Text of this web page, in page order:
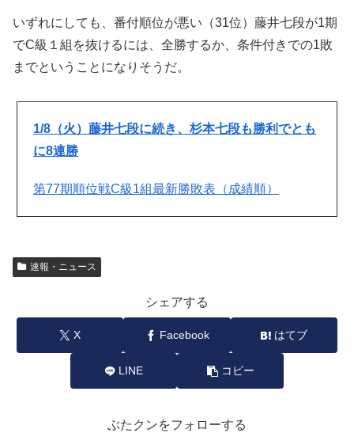
いずれにしても、番付順位が悪い（31位）藤井七段が1期
でC級１組を抜けるには、全勝するか、条件付きでの1敗
までということになりそうだ。
1/8（火）藤井七段に続き、杉本七段も勝利でとも
に8連勝
第77期順位戦C級1組最新勝敗表（成績順）
速報・ニュース
シェアする
X Facebook はてブ
LINE コピー
ぶたクンをフォローする